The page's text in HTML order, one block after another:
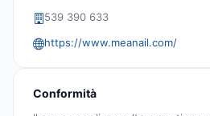
539 390 633
https://www.meanail.com/
Conformità